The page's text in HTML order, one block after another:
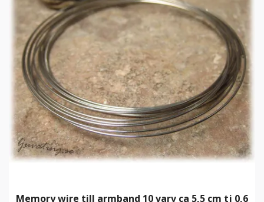
Memory wire till armband 10 varv ca 5,5 cm tj 0,6